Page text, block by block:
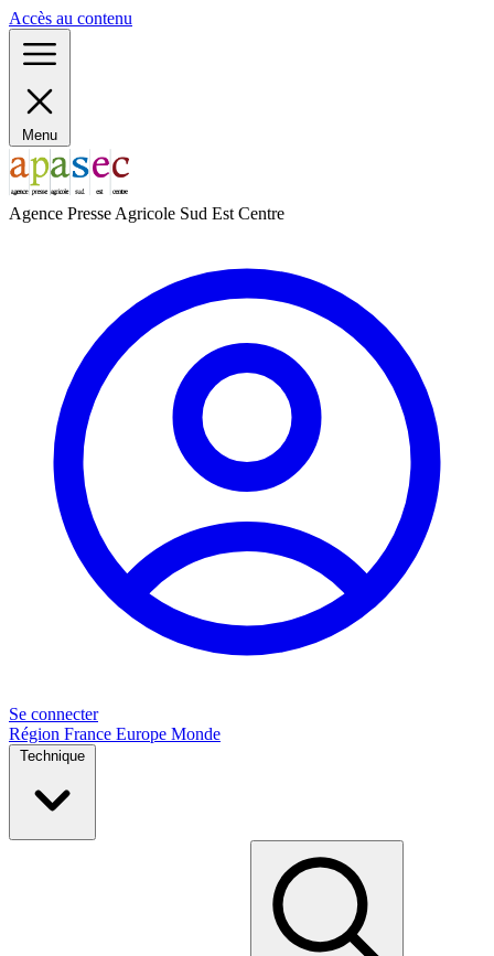
Accès au contenu
Menu
Agence Presse Agricole Sud Est Centre
Se connecter
Région France Europe Monde
Technique
Panneau de gestion des cookies